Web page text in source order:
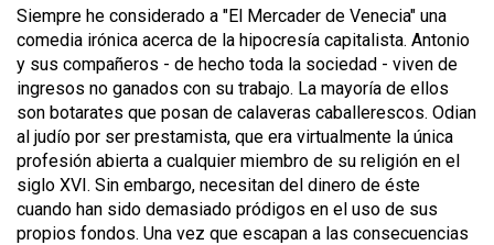
Siempre he considerado a "El Mercader de Venecia" una
comedia irónica acerca de la hipocresía capitalista. Antonio
y sus compañeros - de hecho toda la sociedad - viven de
ingresos no ganados con su trabajo. La mayoría de ellos
son botarates que posan de calaveras caballerescos. Odian
al judío por ser prestamista, que era virtualmente la única
profesión abierta a cualquier miembro de su religión en el
siglo XVI. Sin embargo, necesitan del dinero de éste
cuando han sido demasiado pródigos en el uso de sus
propios fondos. Una vez que escapan a las consecuencias